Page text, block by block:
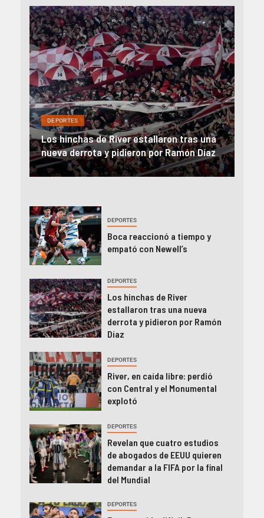
DEPORTES
River, en caída libre: perdió con Central y
el Monumental explotó
DEPORTES
Boca reaccionó a tiempo y
empató con Newell’s
DEPORTES
Los hinchas de River
estallaron tras una nueva
derrota y pidieron por Ramón
Díaz
DEPORTES
River, en caída libre: perdió
con Central y el Monumental
explotó
DEPORTES
Revelan que cuatro estudios
de abogados de EEUU quieren
demandar a la FIFA por la final
del Mundial
DEPORTES